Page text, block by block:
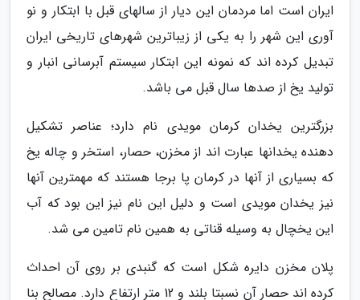
ایران است اما مردمان این دیار از سالهای قبل با ابتکار و نو
آوری این شهر را به یکی از زیباترین شهرهای تاریخی ایران
تبدیل کرده اند که نمونه این ابتکار سیستم آبرسانی انبار و
تولید یخ از صدها سال قبل می باشد.
بزرگترین یخدان کرمان مویدی نام دارد؛ عناصر تشکیل
دهنده یخدانها عبارت اند از مخزن، حصار، استخر و چاله یخ
که بسیاری از آنها در کرمان پا برجا هستند که مهمترین آنها
نیز یخدان مویدی است و دلیل این نام نیز این بود که آب
این یخچال به وسیله قناتی به همین نام تامین می شد.
پلان مخزن دایره شکل است که گنبدی بر روی آن احداث
کرده اند حصار آن نسبتا بلند و 12 متر ارتفاع دارد. مصالح بنا